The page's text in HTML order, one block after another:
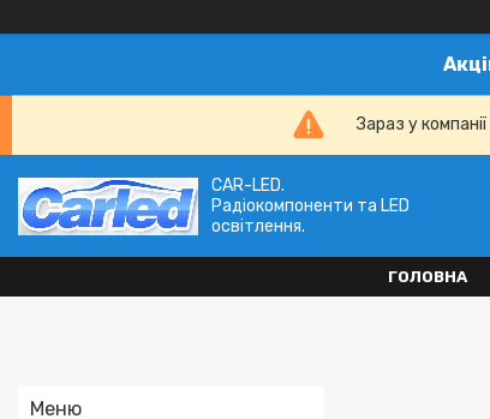
Зараз у
CAR-LED.
Радіокомпоненти та LED
освітлення.
ГОЛОВНА